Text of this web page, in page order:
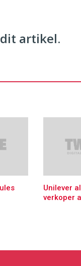
artikel.
Unilever
verkoper